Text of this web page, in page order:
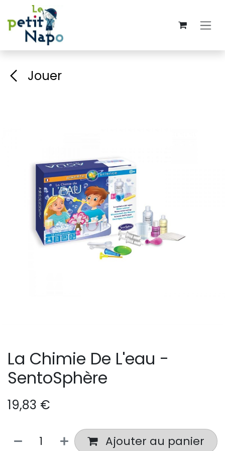
Se rendre au contenu
Jouer
La Chimie De L'eau -
SentoSphère
19,83 €
Ajouter au panier